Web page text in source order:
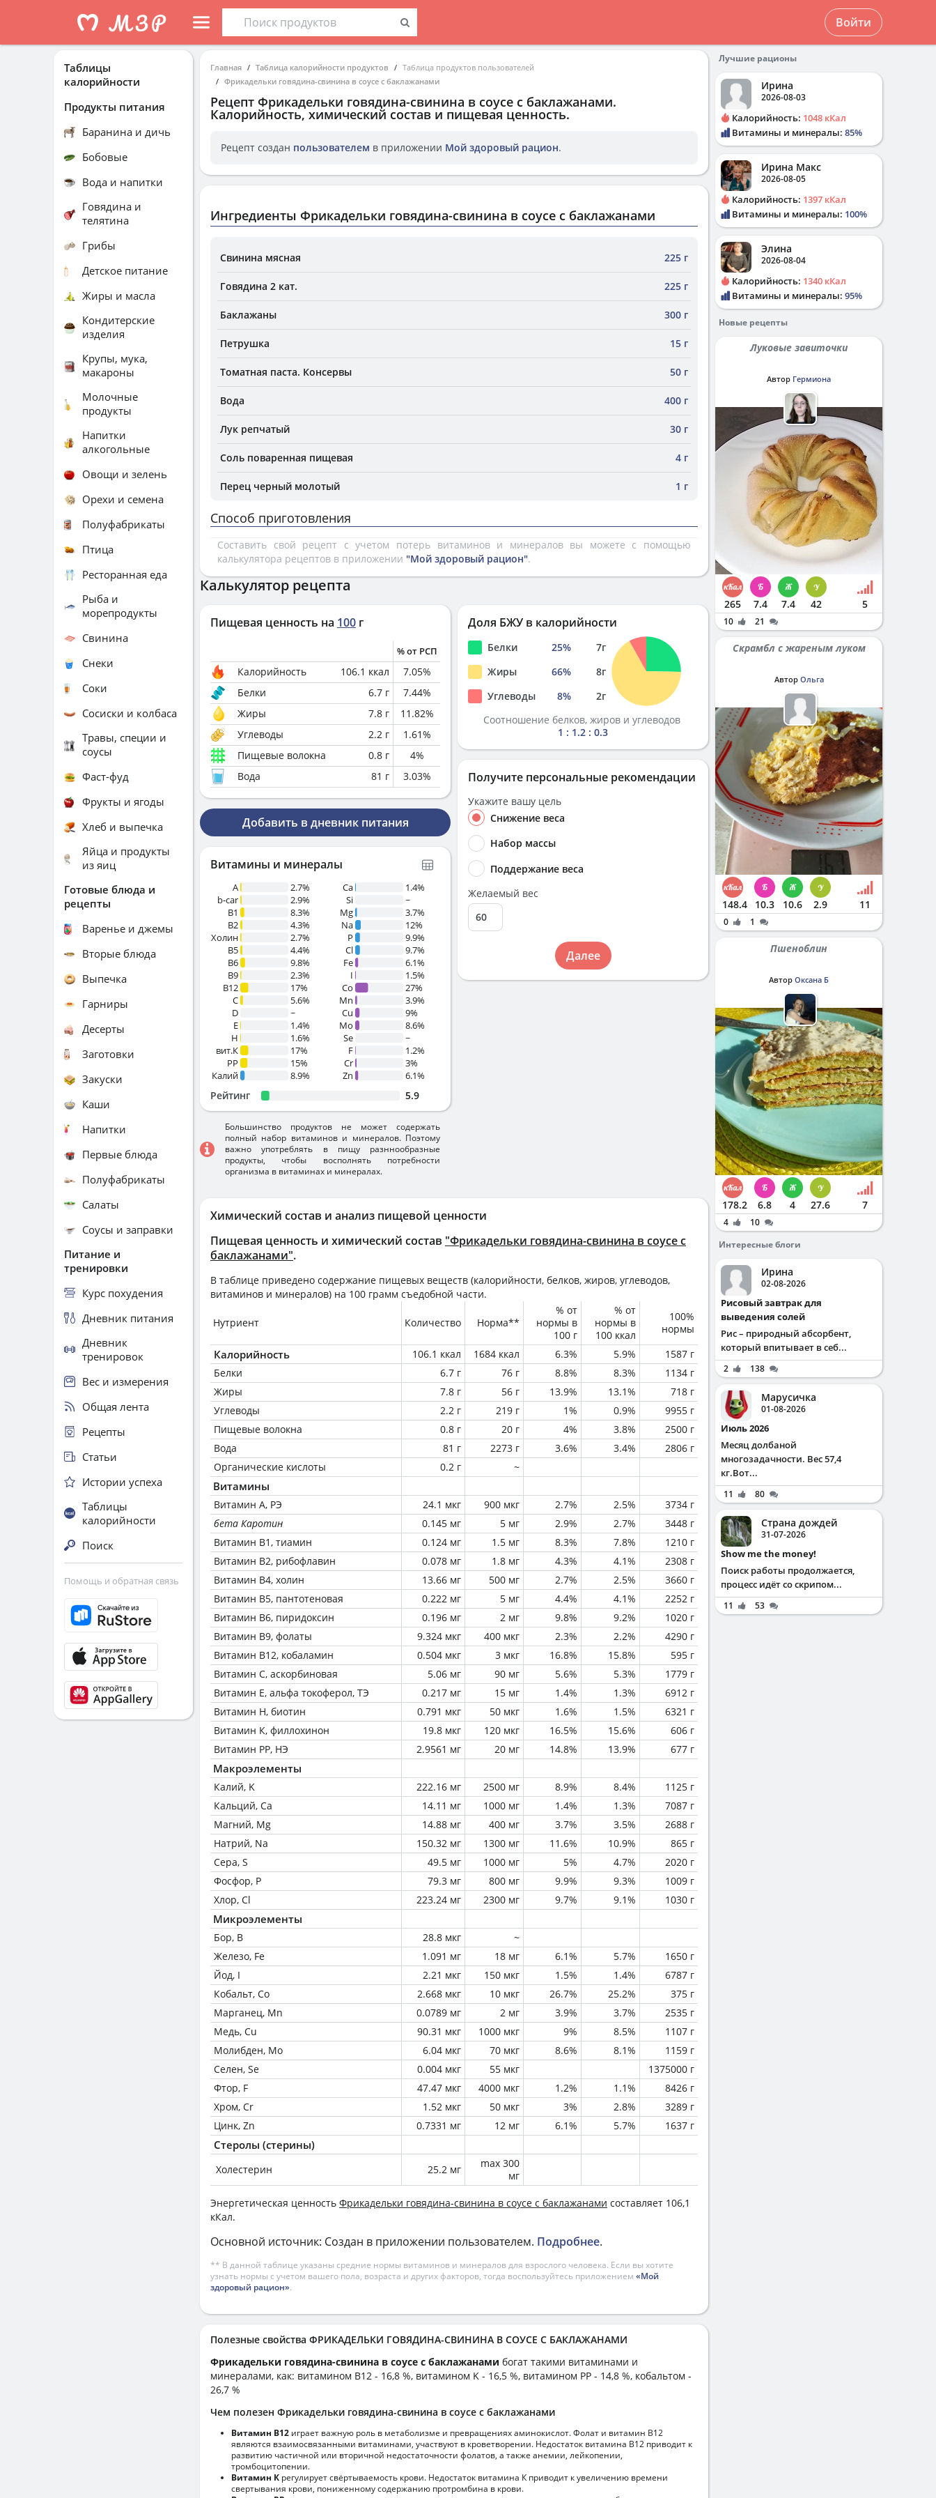
Войти
Главная Таблица калорийности продуктов
Таблица продуктов пользователей
Фрикадельки говядина-свинина в соусе с баклажанами
Рецепт Фрикадельки говядина-свинина в соусе с баклажанами.
Калорийность, химический состав и пищевая ценность.
Рецепт создан пользователем в приложении Мой здоровый рацион.
Ингредиенты Фрикадельки говядина-свинина в соусе с баклажанами
Свинина мясная 225 г
Говядина 2 кат. 225 г
Баклажаны 300 г
Петрушка 15 г
Томатная паста. Консервы 50 г
Вода 400 г
Лук репчатый 30 г
Соль поваренная пищевая 4 г
Перец черный молотый 1 г
Способ приготовления
Составить свой рецепт с учетом потерь витаминов и минералов вы можете с помощью
калькулятора рецептов в приложении "Мой здоровый рацион".
Химический состав и анализ пищевой ценности
Пищевая ценность и химический состав "Фрикадельки говядина-свинина в соусе с
баклажанами".
В таблице приведено содержание пищевых веществ (калорийности, белков, жиров, углеводов,
витаминов и минералов) на 100 грамм съедобной части.
Нутриент Количество Норма**
% от
нормы в
100 г
% от
нормы в
100 ккал
100%
нормы
Калорийность 106.1 ккал 1684 ккал 6.3% 5.9%
1587 г
Белки
6.7 г 76 г 8.8% 8.3%
1134 г
Жиры
7.8 г 56 г 13.9% 13.1%
718 г
Углеводы
2.2 г 219 г 1% 0.9%
9955 г
Пищевые волокна
0.8 г 20 г 4% 3.8%
2500 г
Вода
81 г 2273 г 3.6% 3.4%
2806 г
Органические кислоты
0.2 г ~
Витамины
Витамин А, РЭ 24.1 мкг 900 мкг 2.7% 2.5%
3734 г
бета Каротин
0.145 мг 5 мг 2.9% 2.7%
3448 г
Витамин В1, тиамин
0.124 мг 1.5 мг 8.3% 7.8%
1210 г
Витамин В2, рибофлавин
0.078 мг 1.8 мг 4.3% 4.1%
2308 г
Витамин В4, холин
13.66 мг 500 мг 2.7% 2.5%
3660 г
Витамин В5, пантотеновая
0.222 мг 5 мг 4.4% 4.1%
2252 г
Витамин В6, пиридоксин
0.196 мг 2 мг 9.8% 9.2%
1020 г
Витамин В9, фолаты
9.324 мкг 400 мкг 2.3% 2.2%
4290 г
Витамин В12, кобаламин
0.504 мкг 3 мкг 16.8% 15.8%
595 г
Витамин C, аскорбиновая
5.06 мг 90 мг 5.6% 5.3%
1779 г
Витамин Е, альфа токоферол, ТЭ
0.217 мг 15 мг 1.4% 1.3%
6912 г
Витамин Н, биотин
0.791 мкг 50 мкг 1.6% 1.5%
6321 г
Витамин К, филлохинон
19.8 мкг 120 мкг 16.5% 15.6%
606 г
Витамин РР, НЭ
2.9561 мг 20 мг 14.8% 13.9% 677 г
Макроэлементы
Калий, K 222.16 мг 2500 мг 8.9% 8.4%
1125 г
Кальций, Ca
14.11 мг 1000 мг 1.4% 1.3%
7087 г
Магний, Mg
14.88 мг 400 мг 3.7% 3.5%
2688 г
Натрий, Na
150.32 мг 1300 мг 11.6% 10.9%
865 г
Сера, S
49.5 мг 1000 мг 5% 4.7%
2020 г
Фосфор, P
79.3 мг 800 мг 9.9% 9.3%
1009 г
Хлор, Cl
223.24 мг 2300 мг 9.7% 9.1% 1030 г
Микроэлементы
Бор, B 28.8 мкг
~
Железо, Fe
1.091 мг 18 мг 6.1% 5.7%
1650 г
Йод, I
2.21 мкг 150 мкг 1.5% 1.4%
6787 г
Кобальт, Co
2.668 мкг 10 мкг 26.7% 25.2%
375 г
Марганец, Mn
0.0789 мг 2 мг 3.9% 3.7%
2535 г
Медь, Cu
90.31 мкг 1000 мкг 9% 8.5%
1107 г
Молибден, Mo
6.04 мкг 70 мкг 8.6% 8.1%
1159 г
Селен, Se
0.004 мкг 55 мкг
1375000 г
Фтор, F
47.47 мкг 4000 мкг 1.2% 1.1%
8426 г
Хром, Cr
1.52 мкг 50 мкг 3% 2.8%
3289 г
Цинк, Zn
0.7331 мг 12 мг 6.1% 5.7% 1637 г
Стеролы (стерины)
Холестерин 25.2 мг
max 300
мг
Энергетическая ценность Фрикадельки говядина-свинина в соусе с баклажанами составляет 106,1
кКал.
Основной источник: Создан в приложении пользователем. Подробнее.
** В данной таблице указаны средние нормы витаминов и минералов для взрослого человека. Если вы хотите
узнать нормы с учетом вашего пола, возраста и других факторов, тогда воспользуйтесь приложением «Мой
здоровый рацион».
Калькулятор рецепта
Пищевая ценность на 100 г
% от РСП
Калорийность 106.1 ккал 7.05%
Белки
6.7 г 7.44%
Жиры
7.8 г 11.82%
Углеводы
2.2 г 1.61%
Пищевые волокна
0.8 г 4%
Вода
81 г 3.03%
Добавить в дневник питания
Витамины и минералы
A
2.7%
b-car
2.9%
В1
8.3%
B2
4.3%
Холин
2.7%
B5
4.4%
B6
9.8%
B9
2.3%
B12
17%
C
5.6%
D
~
E
1.4%
H
1.6%
вит.К
17%
PP
15%
Калий
8.9%
Ca
1.4%
Si
~
Mg
3.7%
Na
12%
P
9.9%
Cl
9.7%
Fe
6.1%
I
1.5%
Co
27%
Mn
3.9%
Cu
9%
Mo
8.6%
Se
~
F
1.2%
Cr
3%
Zn
6.1%
Рейтинг 5.9
Большинство продуктов не может содержать
полный набор витаминов и минералов. Поэтому
важно употреблять в пищу разннообразные
продукты, чтобы восполнять потребности
организма в витаминах и минералах.
Доля БЖУ в калорийности
Белки 25% 7г
Жиры
66% 8г
Углеводы
8% 2г
Соотношение белков, жиров и углеводов
1 : 1.2 : 0.3
Получите персональные рекомендации
Укажите вашу цель
Снижение веса
Набор массы
Поддержание веса
Желаемый вес
Далее
Полезные свойства ФРИКАДЕЛЬКИ ГОВЯДИНА-СВИНИНА В СОУСЕ С БАКЛАЖАНАМИ
Фрикадельки говядина-свинина в соусе с баклажанами богат такими витаминами и
минералами, как: витамином B12 - 16,8 %, витамином K - 16,5 %, витамином PP - 14,8 %, кобальтом -
26,7 %
Чем полезен Фрикадельки говядина-свинина в соусе с баклажанами
Витамин В12 играет важную роль в метаболизме и превращениях аминокислот. Фолат и витамин В12
являются взаимосвязанными витаминами, участвуют в кроветворении. Недостаток витамина В12 приводит к
развитию частичной или вторичной недостаточности фолатов, а также анемии, лейкопении,
тромбоцитопении.
Витамин К регулирует свёртываемость крови. Недостаток витамина К приводит к увеличению времени
свертывания крови, пониженному содержанию протромбина в крови.
Таблицы
калорийности
Продукты питания
Баранина и дичь
Бобовые
Вода и напитки
Говядина и
телятина
Грибы
Детское питание
Жиры и масла
Кондитерские
изделия
Крупы, мука,
макароны
Молочные
продукты
Напитки
алкогольные
Овощи и зелень
Орехи и семена
Полуфабрикаты
Птица
Ресторанная еда
Рыба и
морепродукты
Свинина
Снеки
Соки
Сосиски и колбаса
Травы, специи и
соусы
Фаст-фуд
Фрукты и ягоды
Хлеб и выпечка
Яйца и продукты
из яиц
Готовые блюда и
рецепты
Варенье и джемы
Вторые блюда
Выпечка
Гарниры
Десерты
Заготовки
Закуски
Каши
Напитки
Первые блюда
Полуфабрикаты
Салаты
Соусы и заправки
Питание и
тренировки
Курс похудения
Дневник питания
Дневник
тренировок
Вес и измерения
Общая лента
Рецепты
Статьи
Истории успеха
Таблицы
калорийности
Поиск
Помощь и обратная связь
Лучшие рационы
Ирина
2026-08-03
Калорийность: 1048 кКал
Витамины и минералы: 85%
Ирина Макс
2026-08-05
Калорийность: 1397 кКал
Витамины и минералы: 100%
Элина
2026-08-04
Калорийность: 1340 кКал
Витамины и минералы: 95%
Новые рецепты
Луковые завиточки
Автор Гермиона
265 7.4 7.4 42 5
10 21
Скрамбл с жареным луком
Автор Ольга
148.4 10.3 10.6 2.9 11
0 1
Пшеноблин
Автор Оксана Б
178.2 6.8 4 27.6 7
4
10
Интересные блоги
Ирина
02-08-2026
Рисовый завтрак для
выведения солей
Рис – природный абсорбент,
который впитывает в себ...
2 138
Марусичка
01-08-2026
Июль 2026
Месяц долбаной
многозадачности. Вес 57,4
кг.Вот...
11 80
Страна дождей
31-07-2026
Show me the money!
Поиск работы продолжается,
процесс идёт со скрипом...
11 53